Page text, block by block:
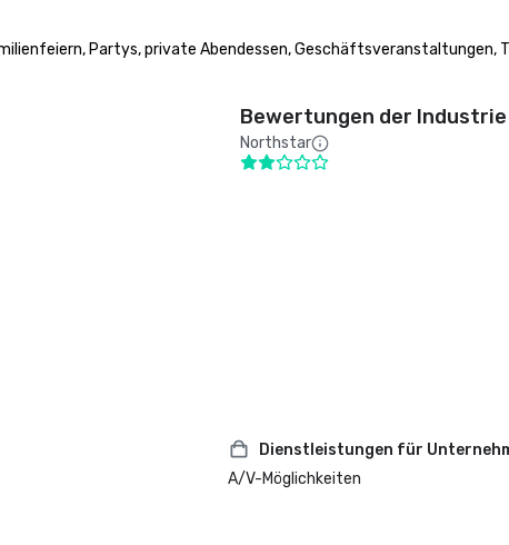
Partys, private Abendessen, Geschäftsveranstaltungen,
Bewertungen der Industrie
Northstar
Dienstleistungen für
A/V-Möglichkeiten